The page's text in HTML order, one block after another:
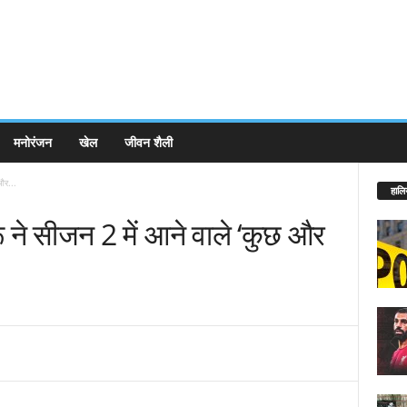
मनोरंजन खेल जीवन शैली
ने सीजन 2 में आने वाले ‘कुछ और